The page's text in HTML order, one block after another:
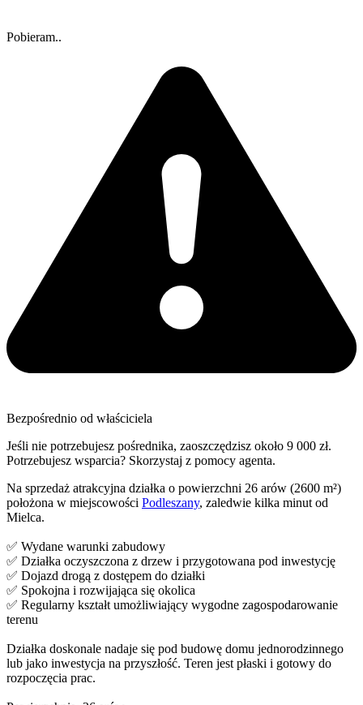
Pobieram..
Bezpośrednio od właściciela
Jeśli nie potrzebujesz pośrednika, zaoszczędzisz około 9 000 zł.
Potrzebujesz wsparcia? Skorzystaj z pomocy agenta.
Na sprzedaż atrakcyjna działka o powierzchni 26 arów (2600 m²)
położona w miejscowości Podleszany, zaledwie kilka minut od
Mielca.
✅ Wydane warunki zabudowy
✅ Działka oczyszczona z drzew i przygotowana pod inwestycję
✅ Dojazd drogą z dostępem do działki
✅ Spokojna i rozwijająca się okolica
✅ Regularny kształt umożliwiający wygodne zagospodarowanie
terenu
Działka doskonale nadaje się pod budowę domu jednorodzinnego
lub jako inwestycja na przyszłość. Teren jest płaski i gotowy do
rozpoczęcia prac.